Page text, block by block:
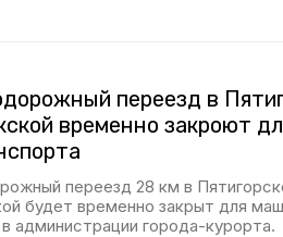
переезд в
временно закроют
переезд 28 км в
будет временно закрыт для
в администрации города-курорта.